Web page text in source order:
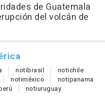
de Guatemala
del volcán de
notibrasil notichile
notiméxico notipanama
notiuruguay